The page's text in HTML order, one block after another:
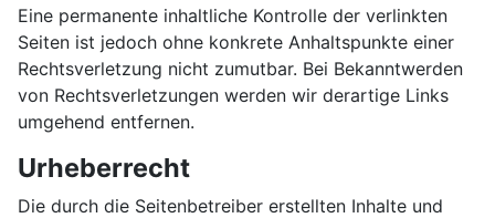
Eine permanente inhaltliche Kontrolle der verlinkten
Seiten ist jedoch ohne konkrete Anhaltspunkte einer
Rechtsverletzung nicht zumutbar. Bei Bekanntwerden
von Rechtsverletzungen werden wir derartige Links
umgehend entfernen.
Urheberrecht
Die durch die Seitenbetreiber erstellten Inhalte und